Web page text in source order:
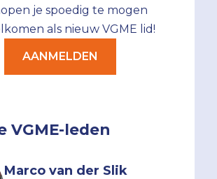
je spoedig te mogen
als nieuw VGME lid!
AANMELDEN
VGME-leden
Marco van der Slik